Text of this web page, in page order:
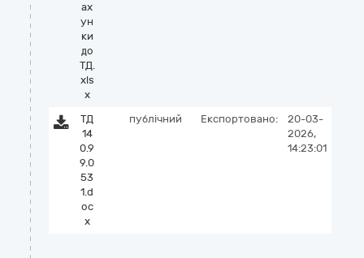
ах
ун
ки
до
ТД.
xls
x
ТД
14
0.9
9.0
53
1.d
oc
x
публічний Експортовано:
20-03-
2026,
14:23:01